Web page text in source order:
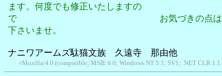
ます。何度でも修正いたしますの
で お気づきの点はお申
下さいませ。
ナニワアームズ駄猫文族 久遠寺 那由他
<Mozilla/4.0 (compatible; MSIE 6.0; Windows NT 5.1; SV1; .NET CLR